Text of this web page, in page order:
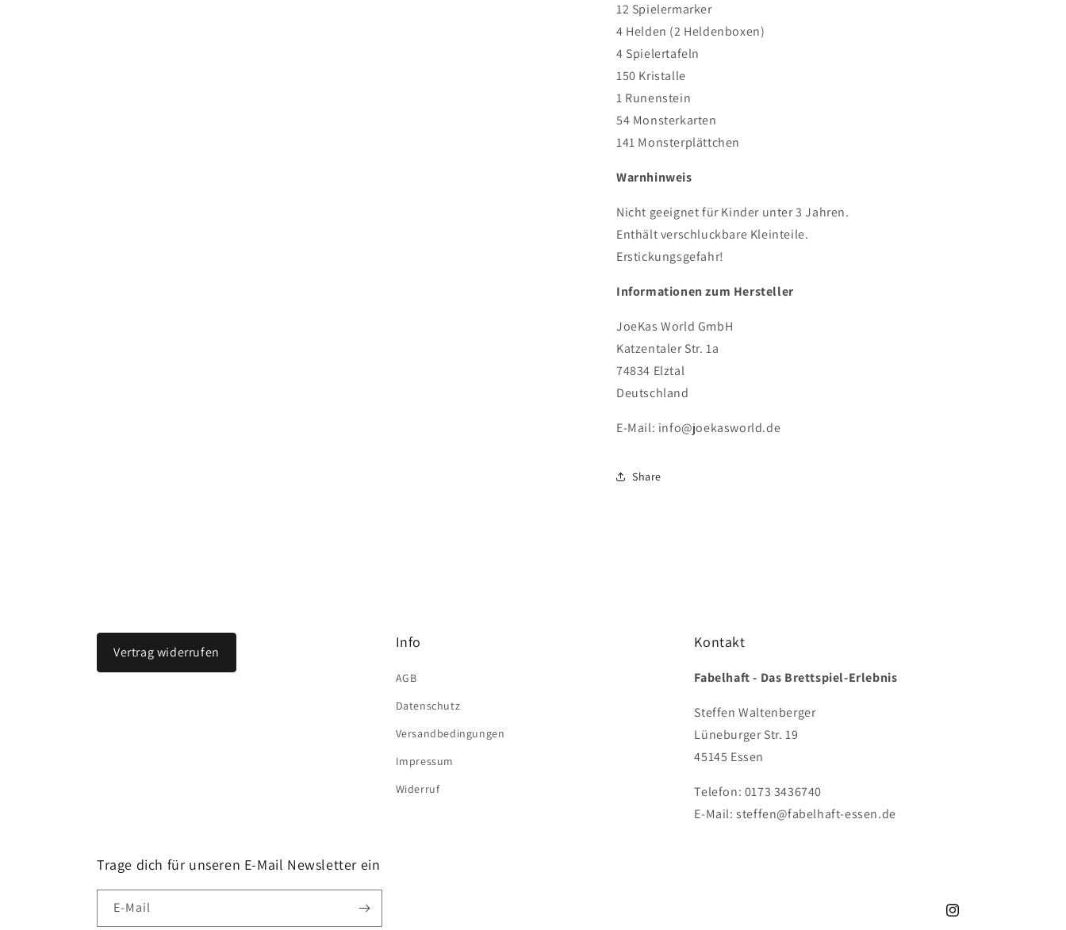
12 Spielermarker
4 Helden (2 Heldenboxen)
4 Spielertafeln
150 Kristalle
1 Runenstein
54 Monsterkarten
141 Monsterplättchen
Warnhinweis
Nicht geeignet für Kinder unter 3 Jahren.
Enthält verschluckbare Kleinteile.
Erstickungsgefahr!
Informationen zum Hersteller
JoeKas World GmbH
Katzentaler Str. 1a
74834 Elztal
Deutschland
E-Mail: info@joekasworld.de
Share
Vertrag widerrufen
Info
AGB
Datenschutz
Versandbedingungen
Impressum
Widerruf
Kontakt
Fabelhaft - Das Brettspiel-Erlebnis
Steffen Waltenberger
Lüneburger Str. 19
45145 Essen
Telefon: 0173 3436740
E-Mail: steffen@fabelhaft-essen.de
Trage dich für unseren E-Mail Newsletter ein
E-Mail
Instagram